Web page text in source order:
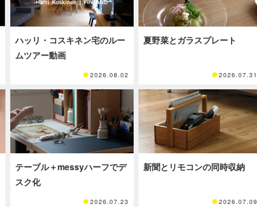
ハッリ・コスキネン宅のルー
ムツアー動画
2026.08.02
夏野菜とガラスプレート
2026.07.31
テーブル＋messyハーフでデ
スク化
2026.07.23
新聞とリモコンの同時収納
2026.07.09